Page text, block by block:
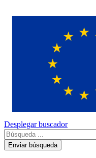
Desplegar buscador
Enviar búsqueda